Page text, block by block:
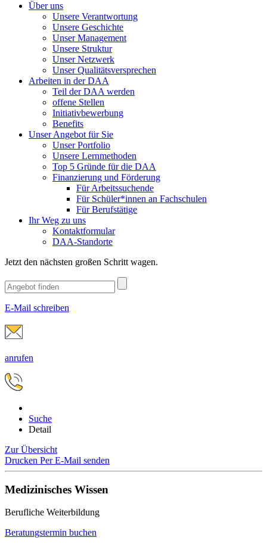
Über uns
Unsere Verantwortung
Unsere Geschichte
Unser Management
Unsere Struktur
Unser Netzwerk
Unser Qualitätsversprechen
Arbeiten in der DAA
Teil der DAA werden
offene Stellen
Initiativbewerbung
Benefits
Unser Angebot für Sie
Unser Portfolio
Unsere Lernmethoden
Top 5 Gründe für die DAA
Finanzierung und Förderung
Für Arbeitssuchende
Für Schüler*innen an Fachschulen
Für Berufstätige
Ihr Weg zu uns
Kontaktformular
DAA-Standorte
Jetzt den nächsten großen Schritt wagen.
E-Mail schreiben
anrufen
Suche
Detail
Zur Übersicht
Drucken Per E-Mail senden
Medizinisches Wissen
Berufliche Weiterbildung
Beratungstermin buchen